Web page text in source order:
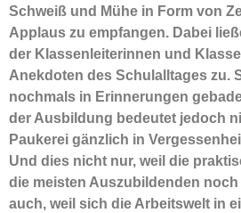
Schweiß und Mühe in Form von
Applaus zu empfangen. Dabei
der Klassenleiterinnen und
Anekdoten des Schulalltages zu.
nochmals in Erinnerungen
der Ausbildung bedeutet jedoch
Paukerei gänzlich in
Und dies nicht nur, weil die
die meisten Auszubildenden
auch, weil sich die Arbeitswelt in